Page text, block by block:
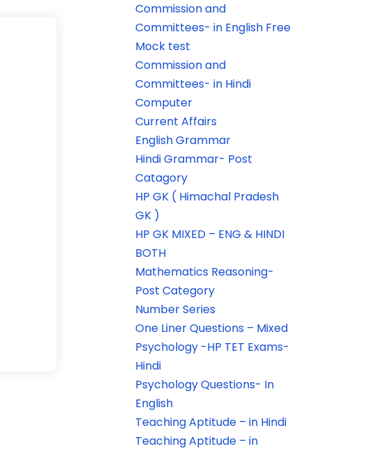
Commission and
Committees- in English Free
Mock test
Commission and
Committees- in Hindi
Computer
Current Affairs
English Grammar
Hindi Grammar- Post
Catagory
HP GK ( Himachal Pradesh
GK )
HP GK MIXED – ENG & HINDI
BOTH
Mathematics Reasoning-
Post Category
Number Series
One Liner Questions – Mixed
Psychology -HP TET Exams-
Hindi
Psychology Questions- In
English
Teaching Aptitude – in Hindi
Teaching Aptitude – in